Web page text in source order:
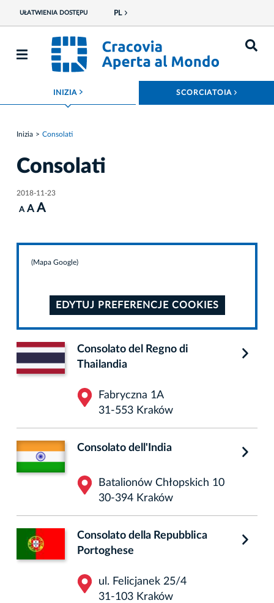
UŁATWIENIA DOSTĘPU PL
INIZIA ROZWIŃ MENU SCORCIATOIA
Inizia Consolati
Consolati
2018-11-23
A A A
(Mapa Google)
EDYTUJ PREFERENCJE COOKIES
Consolato del Regno di
Thailandia
Fabryczna 1A
31-553 Kraków
Consolato dell'India
Batalionów Chłopskich 10
30-394 Kraków
Consolato della Repubblica
Portoghese
ul. Felicjanek 25/4
31-103 Kraków